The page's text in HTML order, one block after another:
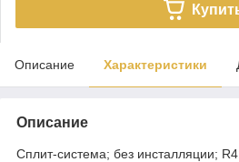
Описание Характеристики
Описание
Сплит-система; без инсталляции;